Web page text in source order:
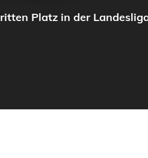
Platz in der